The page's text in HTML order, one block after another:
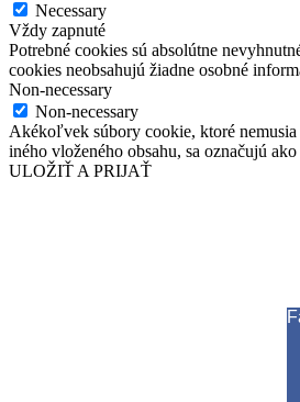
Necessary
Vždy zapnuté
Potrebné cookies sú absolútne
cookies neobsahujú žiadne osobné
Non-necessary
Non-necessary
Akékoľvek súbory cookie, ktoré
iného vloženého obsahu, sa označujú
ULOŽIŤ A PRIJAŤ